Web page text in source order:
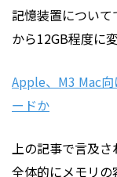
記憶装置について
から12GB程度に
Apple、M3 Mac
ードか
上の記事で言及
全体的にメモリの